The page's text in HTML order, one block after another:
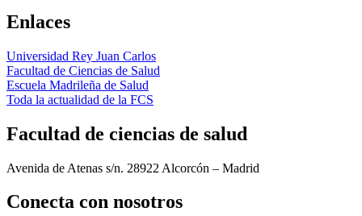
Enlaces
Universidad Rey Juan Carlos
Facultad de Ciencias de Salud
Escuela Madrileña de Salud
Toda la actualidad de la FCS
Facultad de ciencias de salud
Avenida de Atenas s/n. 28922 Alcorcón – Madrid
Conecta con nosotros